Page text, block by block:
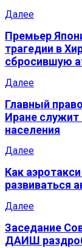
Далее
Премьер
трагедии в
сбросившую
Далее
Главный
Иране служит
населения
Далее
Как
развиваться
Далее
Заседание
ДАИШ